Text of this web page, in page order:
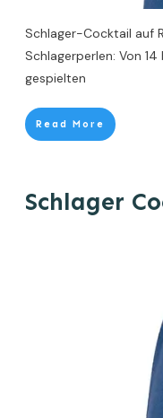
Schlager-Cocktail auf
Schlagerperlen: Von
gespielten
Read More
Schlager